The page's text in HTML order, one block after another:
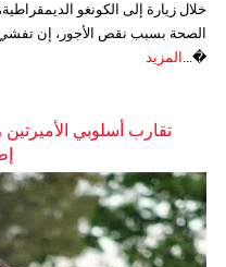
خلال زيارة إلى الكونغو
الصحة بسبب نقص الأجور، إن تفشي
�... المزيد
تقارب أسلوبي